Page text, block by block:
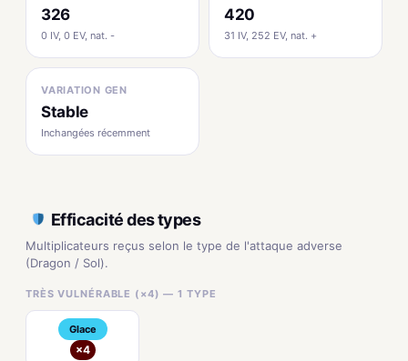
326
0 IV, 0 EV, nat. -
420
31 IV, 252 EV, nat. +
VARIATION GEN
Stable
Inchangées récemment
Efficacité des types
Multiplicateurs reçus selon le type de l'attaque adverse
(Dragon / Sol).
TRÈS VULNÉRABLE (×4) — 1 TYPE
Glace
×4